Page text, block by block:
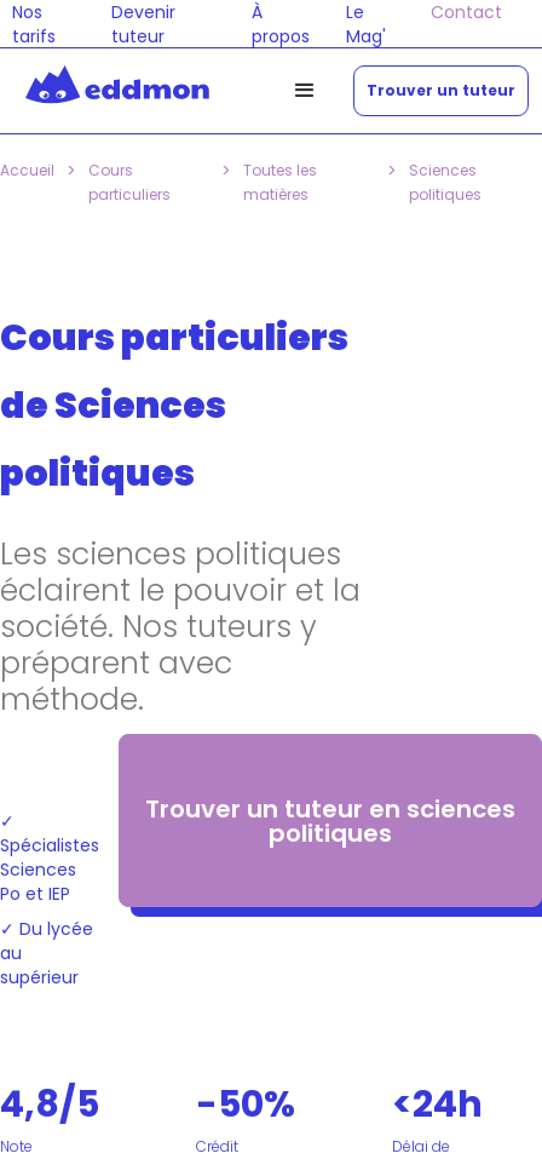
Nos
tarifs
Devenir
tuteur
À
propos
Le
Mag'
Contact
Trouver un tuteur
Accueil >
Cours
particuliers
>
Toutes les
matières
>
Sciences
politiques
Cours particuliers
de Sciences
politiques
Les sciences politiques
éclairent le pouvoir et la
société. Nos tuteurs y
préparent avec
méthode.
✓
Spécialistes
Sciences
Po et IEP
✓ Du lycée
au
supérieur
Trouver un tuteur en sciences
politiques
4,8/5
Note
-50%
Crédit
<24h
Délai de